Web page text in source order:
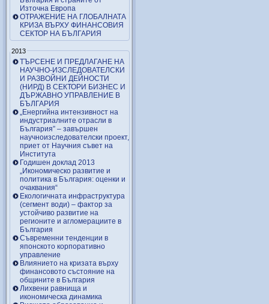
Източна Европа
ОТРАЖЕНИЕ НА ГЛОБАЛНАТА
КРИЗА ВЪРХУ ФИНАНСОВИЯ
СЕКТОР НА БЪЛГАРИЯ
2013
ТЪРСЕНЕ И ПРЕДЛАГАНЕ НА
НАУЧНО-ИЗСЛЕДОВАТЕЛСКИ
И РАЗВОЙНИ ДЕЙНОСТИ
(НИРД) В СЕКТОРИ БИЗНЕС И
ДЪРЖАВНО УПРАВЛЕНИЕ В
БЪЛГАРИЯ
„Енергийна интензивност на
индустриалните отрасли в
България” – завършен
научноизследователски проект,
приет от Научния съвет на
Института
Годишен доклад 2013
„Икономическо развитие и
политика в България: оценки и
очаквания“
Екологичната инфраструктура
(сегмент води) – фактор за
устойчиво развитие на
регионите и агломерациите в
България
Съвременни тенденции в
японското корпоративно
управление
Влиянието на кризата върху
финансовото състояние на
общините в България
Лихвени равнища и
икономическа динамика